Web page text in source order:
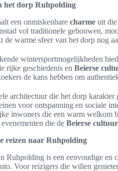
het dorp Ruhpolding
een onmiskenbare charme uit
vol traditionele gebouwen,
de warme sfeer van het dorp nog
wintersportmogelijkheden
rijke geschiedenis en Beierse
de kans hebben om
architectuur die het dorp karakter
voor ontspanning en sociale
inwoners die een warm welkom
die de Beierse cultuur
reizen naar Ruhpolding
Ruhpolding is een eenvoudige en
Voor reizigers die willen